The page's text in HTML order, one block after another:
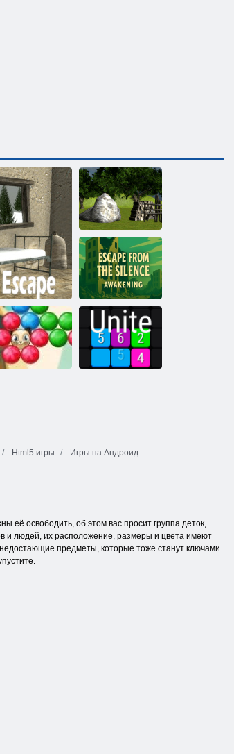
Побег из
домика в лесу:
Эпизод 2
Побег из
тишины:
Пробуждение
Html5 игры Игры на Андроид
её освободить, об этом вас просит группа деток,
и людей, их расположение, размеры и цвета имеют
недостающие предметы, которые тоже станут ключами